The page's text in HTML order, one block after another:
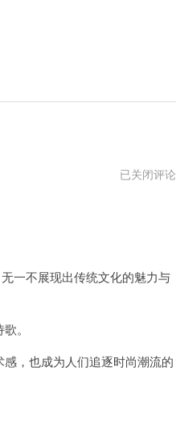
唐
女
已关闭评论
一不展现出传统文化的魅力与
。
，也成为人们追逐时尚潮流的